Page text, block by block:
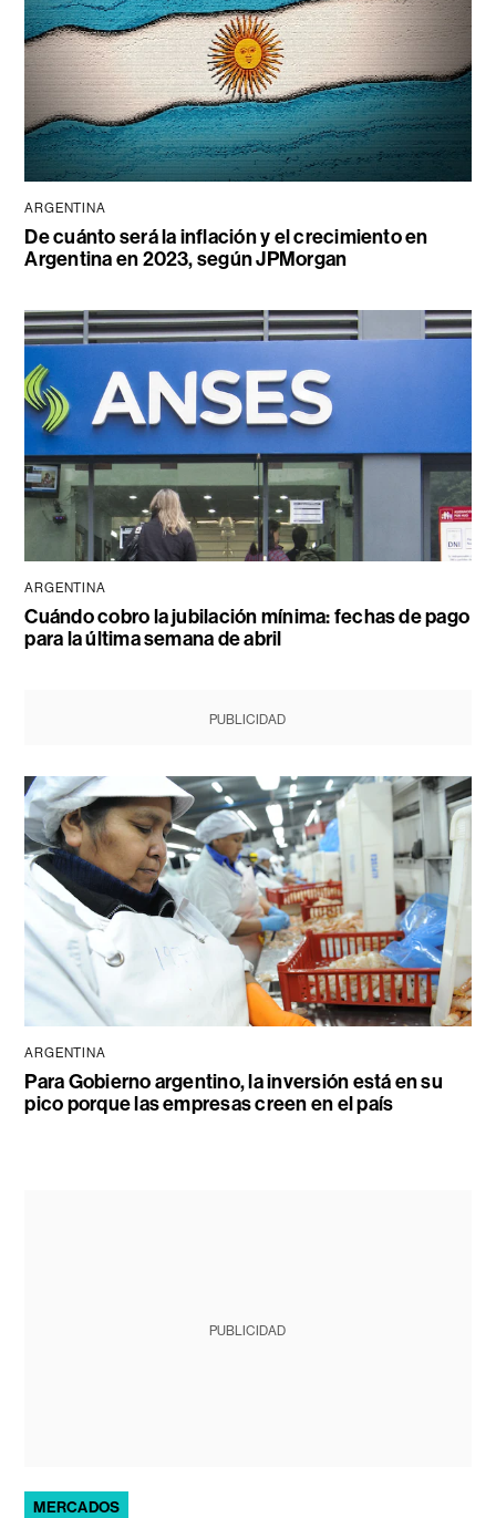
ARGENTINA
De cuánto será la inflación y el crecimiento en
Argentina en 2023, según JPMorgan
ARGENTINA
Cuándo cobro la jubilación mínima: fechas de pago
para la última semana de abril
PUBLICIDAD
ARGENTINA
Para Gobierno argentino, la inversión está en su
pico porque las empresas creen en el país
PUBLICIDAD
MERCADOS